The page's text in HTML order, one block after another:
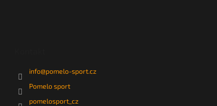
info@pomelo-sport.cz
Pomelo sport
pomelosport_cz